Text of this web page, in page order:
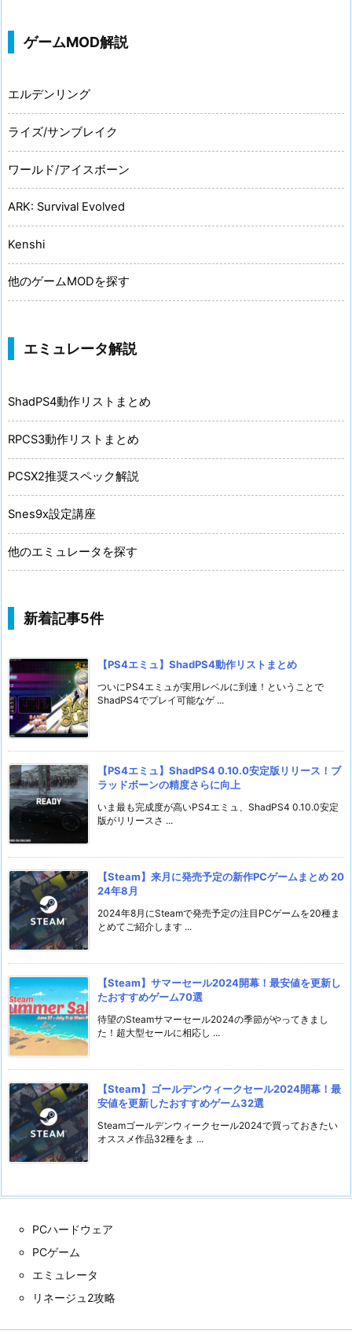
ゲームMOD解説
エルデンリング
ライズ/サンブレイク
ワールド/アイスボーン
ARK: Survival Evolved
Kenshi
他のゲームMODを探す
エミュレータ解説
ShadPS4動作リストまとめ
RPCS3動作リストまとめ
PCSX2推奨スペック解説
Snes9x設定講座
他のエミュレータを探す
新着記事5件
【PS4エミュ】ShadPS4動作リストまとめ
ついにPS4エミュが実用レベルに到達！ということで
ShadPS4でプレイ可能なゲ ...
【PS4エミュ】ShadPS4 0.10.0安定版リリース！ブ
ラッドボーンの精度さらに向上
いま最も完成度が高いPS4エミュ、ShadPS4 0.10.0安定
版がリリースさ ...
【Steam】来月に発売予定の新作PCゲームまとめ 20
24年8月
2024年8月にSteamで発売予定の注目PCゲームを20種ま
とめてご紹介します ...
【Steam】サマーセール2024開幕！最安値を更新し
たおすすめゲーム70選
待望のSteamサマーセール2024の季節がやってきまし
た！超大型セールに相応し ...
【Steam】ゴールデンウィークセール2024開幕！最
安値を更新したおすすめゲーム32選
Steamゴールデンウィークセール2024で買っておきたい
オススメ作品32種をま ...
PCハードウェア
PCゲーム
エミュレータ
リネージュ2攻略